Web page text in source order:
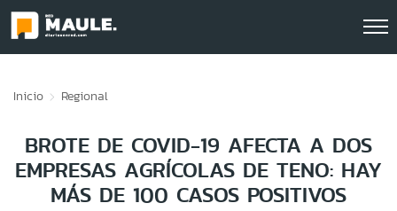
Inicio Regional
BROTE DE COVID-19 AFECTA A DOS
EMPRESAS AGRÍCOLAS DE TENO: HAY
MÁS DE 100 CASOS POSITIVOS